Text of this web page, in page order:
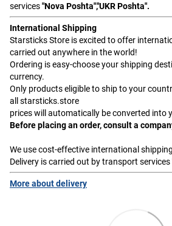
services"Nova Poshta","UKR Poshta".
International Shipping
Starsticks Store is excited to offer
carried out anywhere in the world!
Ordering is easy-choose your shipping
currency.
Only products eligible to ship to your
all starsticks.store
prices will automatically be converted into
Before placing an order, consult a
We use cost-effective international
Delivery is carried out by transport services
More about delivery